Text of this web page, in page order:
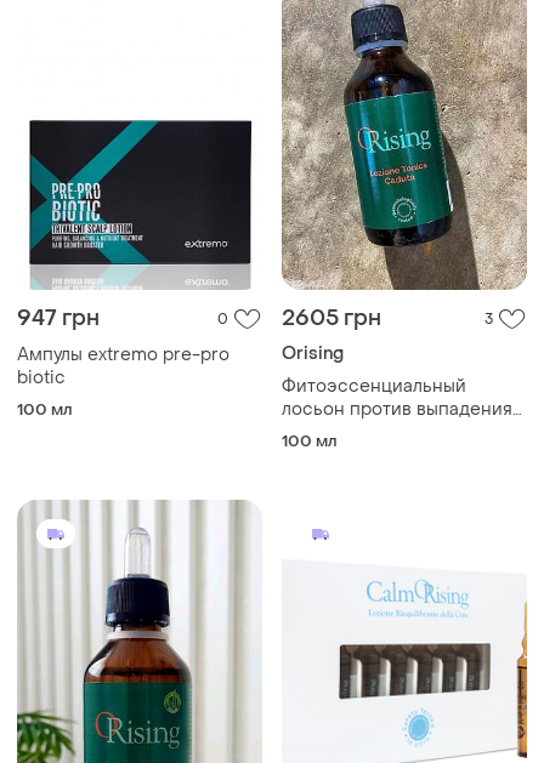
947 грн 0
Ампулы extremo pre-pro
biotic
100 мл
2605 грн 3
Orising
Фитоэссенциальный
лосьон против выпадения
волос orising lozione caduta
100 мл